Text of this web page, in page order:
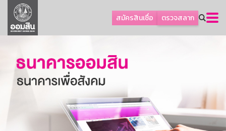
สมัครสินเชื่อ ตรวจสลาก
ลูกค้าธุรกิจ
ลูกค้าผู้ประกอบรายย่อย
ออมเพื่อสุข
เกี่ยวกับธนาคาร
การพัฒนาที่ยั่งยืน